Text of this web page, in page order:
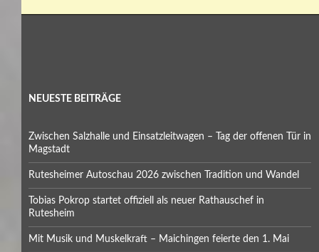
NEUESTE BEITRÄGE
Zwischen Salzhalle und Einsatzleitwagen – Tag der offenen Tür in
Magstadt
Rutesheimer Autoschau 2026 zwischen Tradition und Wandel
Tobias Pokrop startet offiziell als neuer Rathauschef in
Rutesheim
Mit Musik und Muskelkraft – Maichingen feierte den 1. Mai